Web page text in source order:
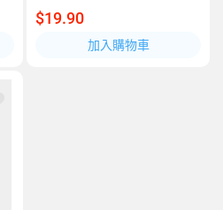
$19.90
加入購物車